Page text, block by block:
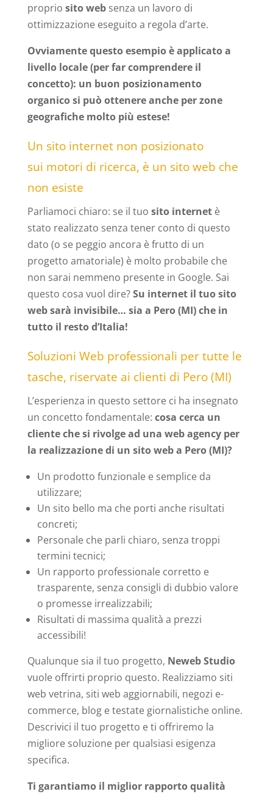
proprio sito websenza un lavoro di
ottimizzazione eseguito a regola d’arte.
Ovviamente questo esempio è applicato a
livello locale (per far comprendere il
concetto): un buon posizionamento
organico si può ottenere anche per zone
geografiche molto più estese!
Un sito internet non posizionato
sui motori di ricerca, è un sito web che
non esiste
Parliamoci chiaro: se il tuo sito internetè
stato realizzato senza tener conto di questo
dato (o se peggio ancora è frutto di un
progetto amatoriale) è molto probabile che
non sarai nemmeno presente in Google. Sai
questo cosa vuol dire?Su internet il tuo sito
web sarà invisibile… sia a Pero (MI) che in
tutto il resto d’Italia!
Soluzioni Web professionali per tutte le
tasche, riservate ai clienti di Pero (MI)
L’esperienza in questo settore ci ha insegnato
un concetto fondamentale: cosa cerca un
cliente che si rivolge ad una web agency per
la realizzazione di un sito web a Pero (MI)?
Un prodotto funzionale e semplice da
utilizzare;
Un sito bello ma che porti anche risultati
concreti;
Personale che parli chiaro, senza troppi
termini tecnici;
Un rapporto professionale corretto e
trasparente, senza consigli di dubbio valore
o promesse irrealizzabili;
Risultati di massima qualità a prezzi
accessibili!
Qualunque sia il tuo progetto, Neweb Studio
vuole offrirti proprio questo. Realizziamo siti
web vetrina, siti web aggiornabili, negozi e-
commerce, blog e testate giornalistiche online.
Descrivici il tuo progetto e ti offriremo la
migliore soluzione per qualsiasi esigenza
specifica.
Ti garantiamo il miglior rapporto qualità